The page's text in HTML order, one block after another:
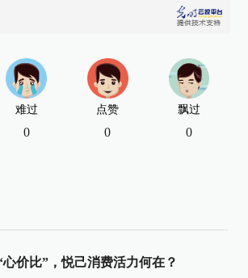
难过
0
点赞
0
飘过
0
心价比”，悦己消费活力何在？